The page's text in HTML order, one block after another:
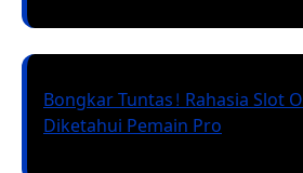
Bongkar Tuntas! Rahasia Slot
Diketahui Pemain Pro